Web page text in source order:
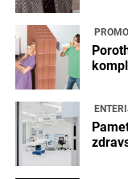
PROMO